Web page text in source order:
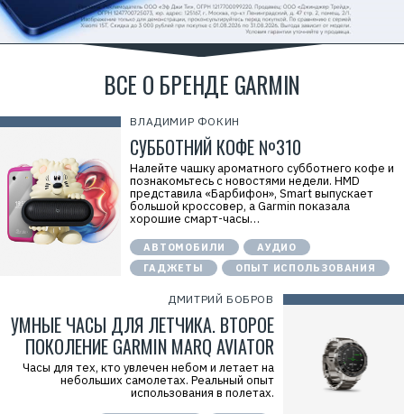
ВСЕ О БРЕНДЕ GARMIN
ВЛАДИМИР ФОКИН
СУББОТНИЙ КОФЕ №310
Налейте чашку ароматного субботнего кофе и
познакомьтесь с новостями недели. HMD
представила «Барбифон», Smart выпускает
большой кроссовер, а Garmin показала
хорошие смарт-часы…
АВТОМОБИЛИ
АУДИО
ГАДЖЕТЫ
ОПЫТ ИСПОЛЬЗОВАНИЯ
ДМИТРИЙ БОБРОВ
УМНЫЕ ЧАСЫ ДЛЯ ЛЕТЧИКА. ВТОРОЕ
ПОКОЛЕНИЕ GARMIN MARQ AVIATOR
Часы для тех, кто увлечен небом и летает на
небольших самолетах. Реальный опыт
использования в полетах.